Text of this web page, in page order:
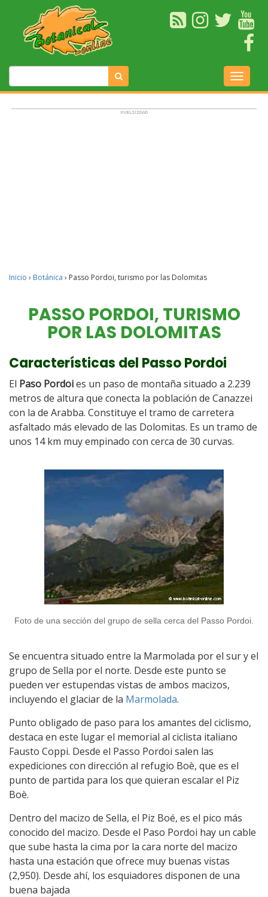
Inicio › Botánica › Passo Pordoi, turismo por las Dolomitas
PASSO PORDOI, TURISMO
POR LAS DOLOMITAS
Características del Passo Pordoi
El Paso Pordoies un paso de montaña situado a 2.239
metros de altura que conecta la población de Canazzei
con la de Arabba. Constituye el tramo de carretera
asfaltado más elevado de las Dolomitas. Es un tramo de
unos 14 km muy empinado con cerca de 30 curvas.
Foto de una sección del grupo de sella cerca del Passo Pordoi.
Se encuentra situado entre la Marmolada por el sur y el
grupo de Sella por el norte. Desde este punto se
pueden ver estupendas vistas de ambos macizos,
incluyendo el glaciar de la Marmolada.
Punto obligado de paso para los amantes del ciclismo,
destaca en este lugar el memorial al ciclista italiano
Fausto Coppi. Desde el Passo Pordoi salen las
expediciones con dirección al refugio Boè, que es el
punto de partida para los que quieran escalar el Piz
Boè.
Dentro del macizo de Sella, el Piz Boé, es el pico más
conocido del macizo. Desde el Paso Pordoi hay un cable
que sube hasta la cima por la cara norte del macizo
hasta una estación que ofrece muy buenas vistas
(2,950). Desde ahí, los esquiadores disponen de una
buena bajada